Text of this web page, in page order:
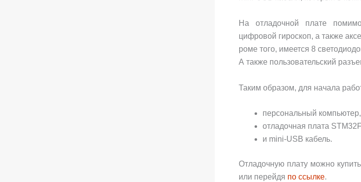
На отладочной плате
цифровой гироскоп, а также
роме того, имеется 8
А также пользовательский
Таким образом, для начала
персональный компьютер,
отладочная плата
и mini-USB кабель.
Отладочную плату можно
или перейдя по ссылке.